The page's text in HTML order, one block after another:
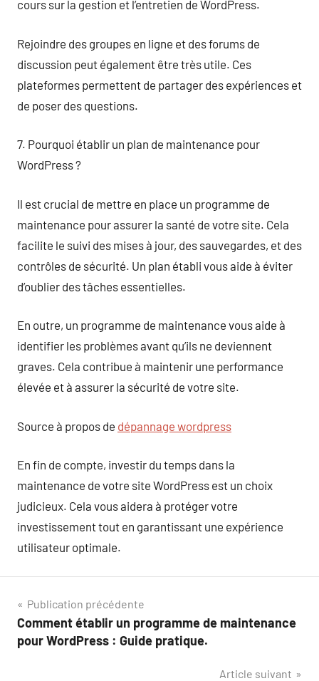
cours sur la gestion et l’entretien de WordPress.
Rejoindre des groupes en ligne et des forums de
discussion peut également être très utile. Ces
plateformes permettent de partager des expériences et
de poser des questions.
7. Pourquoi établir un plan de maintenance pour
WordPress ?
Il est crucial de mettre en place un programme de
maintenance pour assurer la santé de votre site. Cela
facilite le suivi des mises à jour, des sauvegardes, et des
contrôles de sécurité. Un plan établi vous aide à éviter
d’oublier des tâches essentielles.
En outre, un programme de maintenance vous aide à
identifier les problèmes avant qu’ils ne deviennent
graves. Cela contribue à maintenir une performance
élevée et à assurer la sécurité de votre site.
Source à propos de dépannage wordpress
En fin de compte, investir du temps dans la
maintenance de votre site WordPress est un choix
judicieux. Cela vous aidera à protéger votre
investissement tout en garantissant une expérience
utilisateur optimale.
Navigation
de
Publication précédente
Comment établir un programme de maintenance
pour WordPress : Guide pratique.
Article suivant